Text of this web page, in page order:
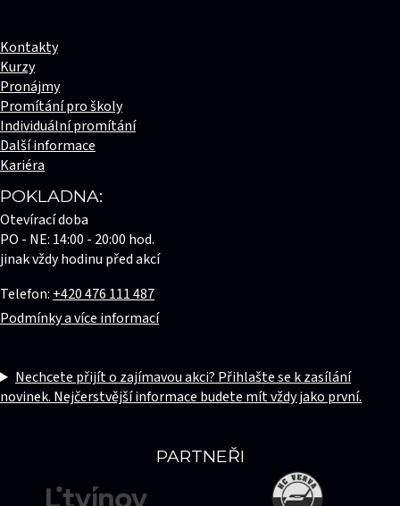
PARTNEŘI
Kontakty
Kurzy
Pronájmy
Promítání pro školy
Individuální promítání
Další informace
Kariéra
POKLADNA:
Otevírací doba
PO - NE: 14:00 - 20:00 hod.
jinak vždy hodinu před akcí
Telefon: +420 476 111 487
Podmínky a více informací
Nechcete přijít o zajímavou akci? Přihlašte se k zasílání
novinek. Nejčerstvější informace budete mít vždy jako první.